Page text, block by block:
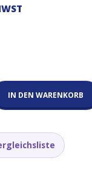
IN DEN WARENKORB